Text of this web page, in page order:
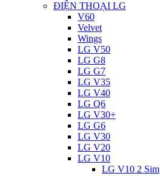
ĐIỆN THOẠI LG
V60
Velvet
Wings
LG V50
LG G8
LG G7
LG V35
LG V40
LG Q6
LG V30+
LG G6
LG V30
LG V20
LG V10
LG V10 2 Sim